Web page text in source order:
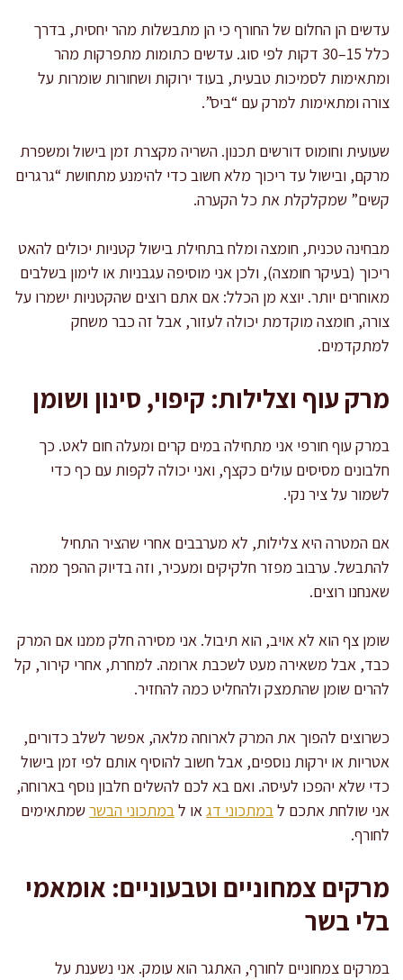
עדשים הן החלום של החורף כי הן מתבשלות מהר יחסית, בדרך
כלל 15–30 דקות לפי סוג. עדשים כתומות מתפרקות מהר
ומתאימות לסמיכות טבעית, בעוד ירוקות ושחורות שומרות על
צורה ומתאימות למרק עם “ביס”.
שעועית וחומוס דורשים תכנון. השריה מקצרת זמן בישול ומשפרת
מרקם, ובישול עד ריכוך מלא חשוב כדי להימנע מתחושת “גרגרים
קשים” שמקלקלת את כל הקערה.
מבחינה טכנית, חומצה ומלח בתחילת בישול קטניות יכולים להאט
ריכוך (בעיקר חומצה), ולכן אני מוסיפה עגבניות או לימון בשלבים
מאוחרים יותר. יוצא מן הכלל: אם אתם רוצים שהקטניות ישמרו על
צורה, חומצה מוקדמת יכולה לעזור, אבל זה כבר משחק
למתקדמים.
מרק עוף וצלילות: קיפוי, סינון ושומן
במרק עוף חורפי אני מתחילה במים קרים ומעלה חום לאט. כך
חלבונים מסיסים עולים כקצף, ואני יכולה לקפות עם כף כדי
לשמור על ציר נקי.
אם המטרה היא צלילות, לא מערבבים אחרי שהציר התחיל
להתבשל. ערבוב מפזר חלקיקים ומעכיר, וזה בדיוק ההפך ממה
שאנחנו רוצים.
שומן צף הוא לא אויב, הוא תיבול. אני מסירה חלק ממנו אם המרק
כבד, אבל משאירה מעט לשכבת ארומה. למחרת, אחרי קירור, קל
להרים שומן שהתמצק ולהחליט כמה להחזיר.
כשרוצים להפוך את המרק לארוחה מלאה, אפשר לשלב כדורים,
אטריות או ירקות נוספים, אבל חשוב להוסיף אותם לפי זמן בישול
כדי שלא יהפכו לעיסה. ואם בא לכם להשלים חלבון נוסף בארוחה,
אני שולחת אתכם לבמתכוני דגאו לבמתכוני הבשר שמתאימים
לחורף.
מרקים צמחוניים וטבעוניים: אומאמי
בלי בשר
במרקים צמחוניים לחורף, האתגר הוא עומק. אני נשענת על